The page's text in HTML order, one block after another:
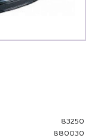
83250
880030